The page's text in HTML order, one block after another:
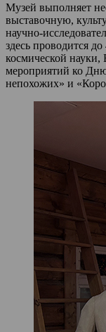
Музей выполняет
выставочную,
здесь проводится
космической
мероприятий ко
непохожих» и